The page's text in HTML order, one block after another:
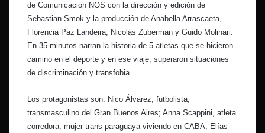
de Comunicación NOS con la dirección y edición de
Sebastian Smok y la producción de Anabella Arrascaeta,
Florencia Paz Landeira, Nicolás Zuberman y Guido Molinari.
En 35 minutos narran la historia de 5 atletas que se hicieron
camino en el deporte y en ese viaje, superaron situaciones
de discriminación y transfobia.
Los protagonistas son: Nico Álvarez, futbolista,
transmasculino del Gran Buenos Aires; Anna Scappini, atleta
corredora, mujer trans paraguaya viviendo en CABA; Elías